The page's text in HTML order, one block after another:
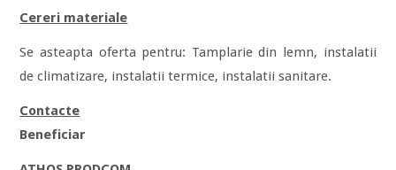
Cereri materiale
Se asteapta oferta pentru: Tamplarie din lemn, instalatii
de climatizare, instalatii termice, instalatii sanitare.
Contacte
Beneficiar